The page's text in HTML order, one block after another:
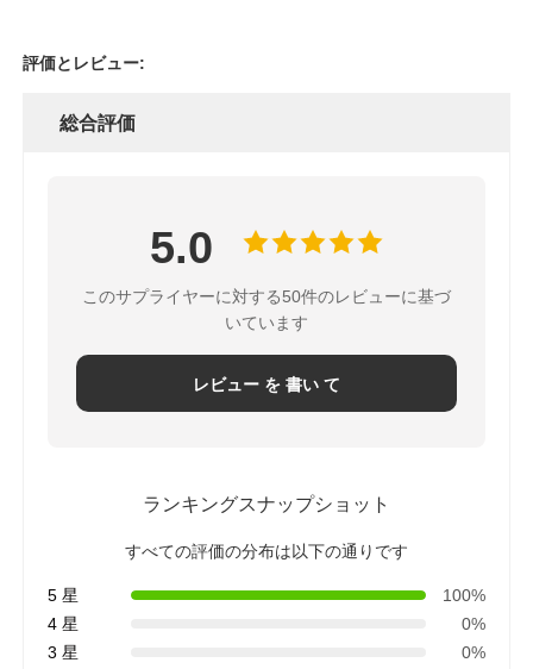
評価とレビュー:
総合評価
5.0
このサプライヤーに対する50件のレビューに基づ
いています
レビュー を 書い て
ランキングスナップショット
すべての評価の分布は以下の通りです
5 星
100%
4 星
0%
3 星
0%